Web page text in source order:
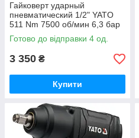
Гайковерт ударный
пневматический 1/2" YATO
511 Nm 7500 об/мин 6,3 бар
(YT-09511)
Готово до відправки 4 од.
3 350 ₴
Купити